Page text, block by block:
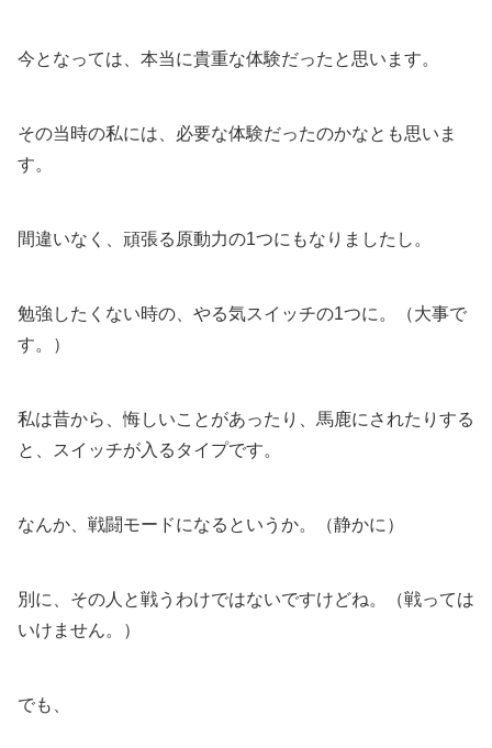
今となっては、本当に貴重な体験だったと思います。
その当時の私には、必要な体験だったのかなとも思いま
す。
間違いなく、頑張る原動力の1つにもなりましたし。
勉強したくない時の、やる気スイッチの1つに。（大事で
す。）
私は昔から、悔しいことがあったり、馬鹿にされたりする
と、スイッチが入るタイプです。
なんか、戦闘モードになるというか。（静かに）
別に、その人と戦うわけではないですけどね。（戦っては
いけません。）
でも、